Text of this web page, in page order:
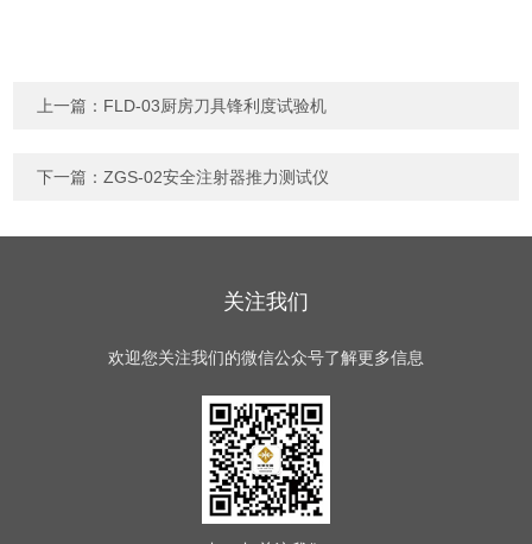
上一篇： FLD-03厨房刀具锋利度试验机
下一篇：ZGS-02安全注射器推力测试仪
关注我们
欢迎您关注我们的微信公众号了解更多信息